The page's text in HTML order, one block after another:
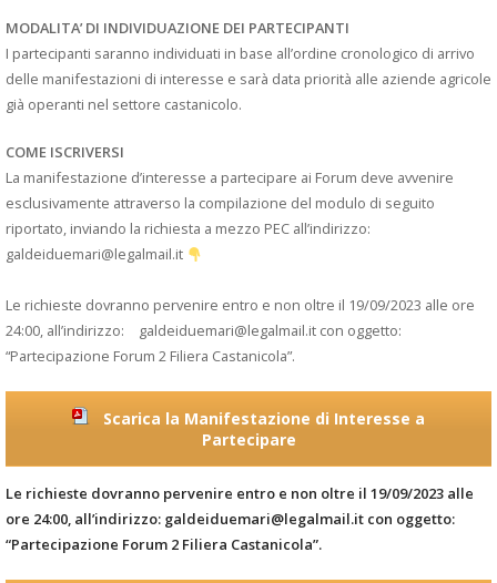
MODALITA’ DI INDIVIDUAZIONE DEI PARTECIPANTI
I partecipanti saranno individuati in base all’ordine cronologico di arrivo
delle manifestazioni di interesse e sarà data priorità alle aziende agricole
già operanti nel settore castanicolo.
COME ISCRIVERSI
La manifestazione d’interesse a partecipare ai Forum deve avvenire
esclusivamente attraverso la compilazione del modulo di seguito
riportato, inviando la richiesta a mezzo PEC all’indirizzo:
galdeiduemari@legalmail.it
Le richieste dovranno pervenire entro e non oltre il 19/09/2023 alle ore
24:00, all’indirizzo: galdeiduemari@legalmail.it con oggetto:
“Partecipazione Forum 2 Filiera Castanicola”.
Scarica la Manifestazione di Interesse a
Partecipare
Le richieste dovranno pervenire entro e non oltre il 19/09/2023 alle
ore 24:00, all’indirizzo: galdeiduemari@legalmail.it con oggetto:
“Partecipazione Forum 2 Filiera Castanicola”.